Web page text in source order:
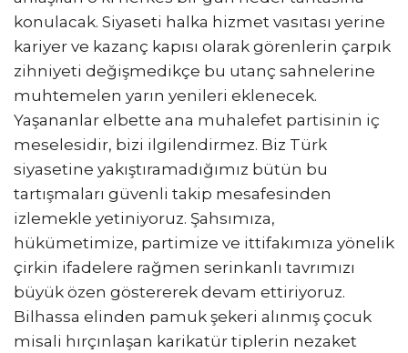
konulacak. Siyaseti halka hizmet vasıtası yerine
kariyer ve kazanç kapısı olarak görenlerin çarpık
zihniyeti değişmedikçe bu utanç sahnelerine
muhtemelen yarın yenileri eklenecek.
Yaşananlar elbette ana muhalefet partisinin iç
meselesidir, bizi ilgilendirmez. Biz Türk
siyasetine yakıştıramadığımız bütün bu
tartışmaları güvenli takip mesafesinden
izlemekle yetiniyoruz. Şahsımıza,
hükümetimize, partimize ve ittifakımıza yönelik
çirkin ifadelere rağmen serinkanlı tavrımızı
büyük özen göstererek devam ettiriyoruz.
Bilhassa elinden pamuk şekeri alınmış çocuk
misali hırçınlaşan karikatür tiplerin nezaket